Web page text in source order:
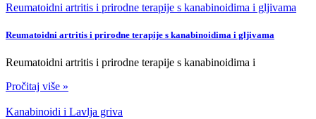
Reumatoidni artritis i prirodne terapije s kanabinoidima i gljivama
Reumatoidni artritis i prirodne terapije s kanabinoidima i gljivama
Reumatoidni artritis i prirodne terapije s kanabinoidima i
Pročitaj više »
Kanabinoidi i Lavlja griva